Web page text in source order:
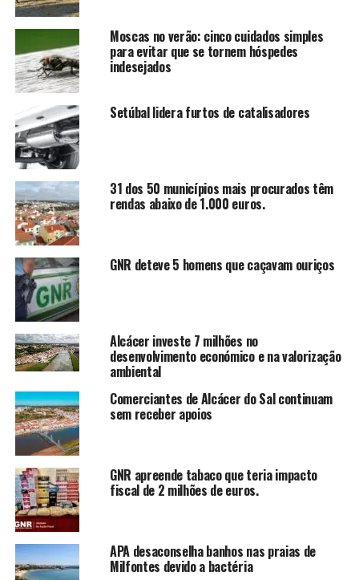
Moscas no verão: cinco cuidados simples
para evitar que se tornem hóspedes
indesejados
Setúbal lidera furtos de catalisadores
31 dos 50 municípios mais procurados têm
rendas abaixo de 1.000 euros.
GNR deteve 5 homens que caçavam ouriços
Alcácer investe 7 milhões no
desenvolvimento económico e na valorização
ambiental
Comerciantes de Alcácer do Sal continuam
sem receber apoios
GNR apreende tabaco que teria impacto
fiscal de 2 milhões de euros.
APA desaconselha banhos nas praias de
Milfontes devido a bactéria